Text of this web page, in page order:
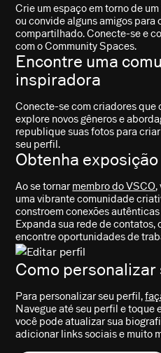
Crie um espaço em torno de
ou convide alguns amigos para
compartilhado. Conecte-se e
com o Community Spaces.
Encontre uma
inspiradora
Conecte-se com criadores que
explore novos gêneros e
republique suas fotos para
seu perfil.
Obtenha exposição
Ao se tornarmembro do VSCO,
uma vibrante comunidade
constroem conexões
Expanda sua rede de
encontre oportunidades de
Como personalizar
Para personalizar seu perfil,
Navegue até seu perfil e toque
você pode atualizar sua
adicionar links sociais e muito